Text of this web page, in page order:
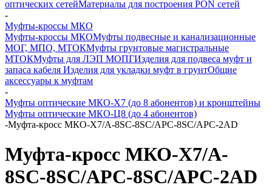
оптических сетейМатериалы для построения PON сетей
-
Муфты-кроссы МКО
Муфты-кроссы МКОМуфты подвесные и канализационные
МОГ, МПО, МТОКМуфты грунтовые магистральные
МТОКМуфты для ЛЭП МОПГИзделия для подвеса муфт и
запаса кабеля Изделия для укладки муфт в грунтОбщие
аксессуары к муфтам
-
Муфты оптические МКО-Х7 (до 8 абонентов) и кронштейны
Муфты оптические МКО-Ц8 (до 4 абонентов)
-Муфта-кросс МКО-Х7/A-8SC-8SC/APC-8SC/APC-2AD
Муфта-кросс МКО-Х7/A-
8SC-8SC/APC-8SC/APC-2AD